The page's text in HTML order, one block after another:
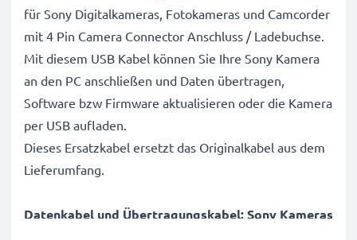
für Sony Digitalkameras, Fotokameras und Camcorder
mit 4 Pin Camera Connector Anschluss / Ladebuchse.
Mit diesem USB Kabel können Sie Ihre Sony Kamera
an den PC anschließen und Daten übertragen,
Software bzw Firmware aktualisieren oder die Kamera
per USB aufladen.
Dieses Ersatzkabel ersetzt das Originalkabel aus dem
Lieferumfang.
Datenkabel und Übertragungskabel: Sony Kameras